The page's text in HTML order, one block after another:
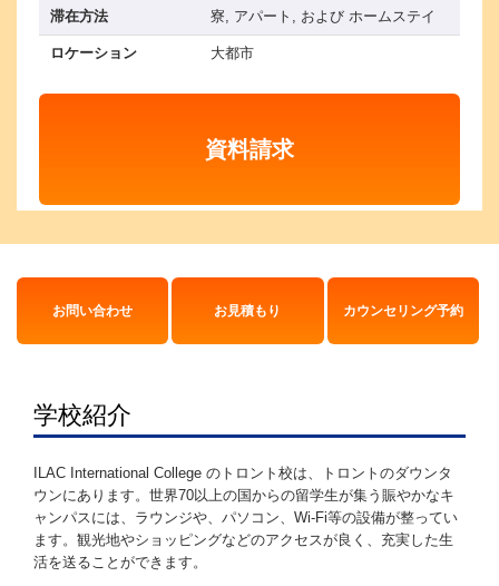
滞在方法 寮, アパート, および ホームステイ
ロケーション 大都市
資料請求
お問い合わせ お見積もり カウンセリング予約
学校紹介
ILAC International College のトロント校は、トロントのダウンタ
ウンにあります。世界70以上の国からの留学生が集う賑やかなキ
ャンパスには、ラウンジや、パソコン、Wi-Fi等の設備が整ってい
ます。観光地やショッピングなどのアクセスが良く、充実した生
活を送ることができます。